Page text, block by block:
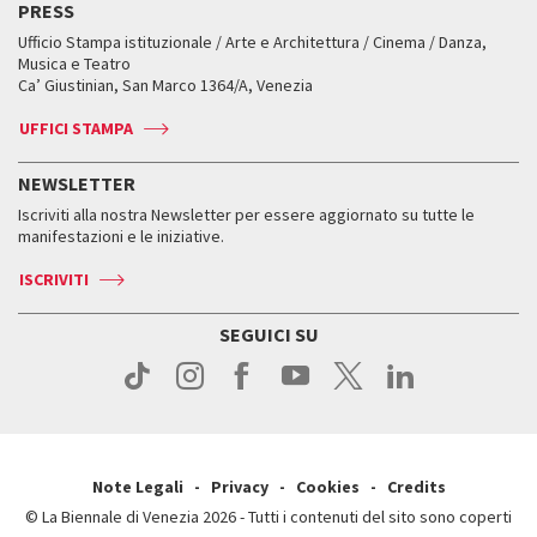
FAQ
Servizi al pubblico
Come raggiungerci
Press
Edizioni passate
Orari e sedi
Accrediti
Come raggiungerci
Orari e sedi
Biglietti
Accrediti
Come raggiungerci
Contatti
Press
Accrediti
Servizi al pubblico
Come raggiungerci
Press
Workshop di critica teatrale
Leone d’oro alla carriera
Leone d’argento
Edizioni passate
Orari e sedi
Biglietti
Servizi al pubblico
Come raggiungerci
Contatti
Mostre Virtuali
Fondi e Collezioni
Biennale College ASAC
ASAC DATI
Storia
Orari e sedi
PRESS
Ufficio Stampa istituzionale / Arte e Architettura / Cinema / Danza,
Musica e Teatro
Ca’ Giustinian, San Marco 1364/A, Venezia
UFFICI STAMPA
NEWSLETTER
Iscriviti alla nostra Newsletter per essere aggiornato su tutte le
manifestazioni e le iniziative.
ISCRIVITI
SEGUICI SU
Note Legali Privacy Cookies
Credits
© La Biennale di Venezia 2026 - Tutti i contenuti del sito sono coperti